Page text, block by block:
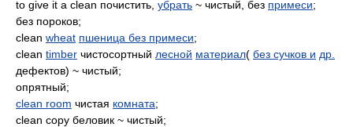
to give it a clean почистить, убрать ~ чистый, без примеси;
без пороков;
clean wheat пшеница без примеси;
clean timber чистосортный лесной материал( без сучков и др.
дефектов) ~ чистый;
опрятный;
clean room чистая комната;
clean сору беловик ~ чистый;